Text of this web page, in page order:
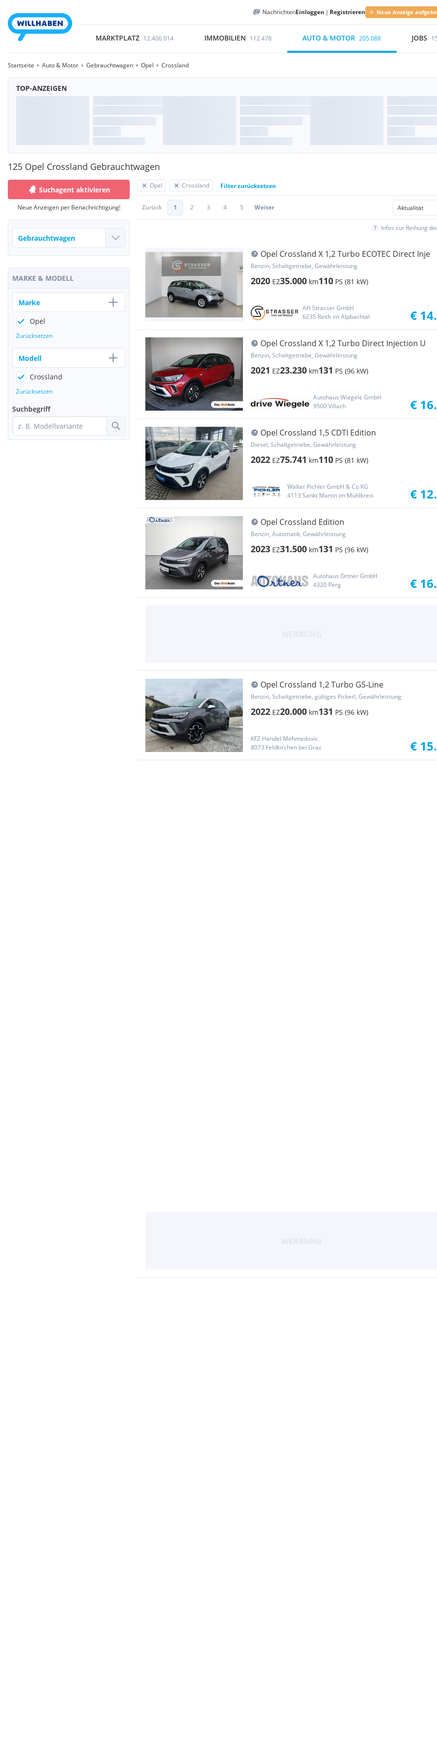
NachrichtenEinloggen | Registrieren Neue Anzeige
MARKTPLATZ 12.406.014 IMMOBILIEN 112.478 AUTO & MOTOR 205.088 JOBS
Startseite Auto & Motor Gebrauchtwagen Opel Crossland
TOP-ANZEIGEN
125 Opel Crossland Gebrauchtwagen
Opel Crossland Filter zurücksetzen
Zurück 1 2 3 4 5 Weiter
Infos zur Reihung
Opel Crossland X 1,2 Turbo ECOTEC Direct Inje
Benzin, Schaltgetriebe, Gewährleistung
2020 EZ35.000 km110 PS (81 kW)
AH Strasser GmbH
6235 Reith im Alpbachtal
€
Opel Crossland X 1,2 Turbo Direct Injection U
Benzin, Schaltgetriebe, Gewährleistung
2021 EZ23.230 km131 PS (96 kW)
Autohaus Wiegele GmbH
9500 Villach
€
Opel Crossland 1,5 CDTI Edition
Diesel, Schaltgetriebe, Gewährleistung
2022 EZ75.741 km110 PS (81 kW)
Walter Pichler GmbH & Co KG
4113 Sankt Martin im Mühlkreis
€
Opel Crossland Edition
Benzin, Automatik, Gewährleistung
2023 EZ31.500 km131 PS (96 kW)
Autohaus Ortner GmbH
4320 Perg
€
Opel Crossland 1,2 Turbo GS-Line
Benzin, Schaltgetriebe, gültiges Pickerl, Gewährleistung
2022 EZ20.000 km131 PS (96 kW)
KFZ Handel Mehmedovic
8073 Feldkirchen bei Graz
€
Suchagent aktivieren
Neue Anzeigen per Benachrichtigung!
MARKE & MODELL
Marke
Opel
Zurücksetzen
Modell
Crossland
Zurücksetzen
Suchbegriff